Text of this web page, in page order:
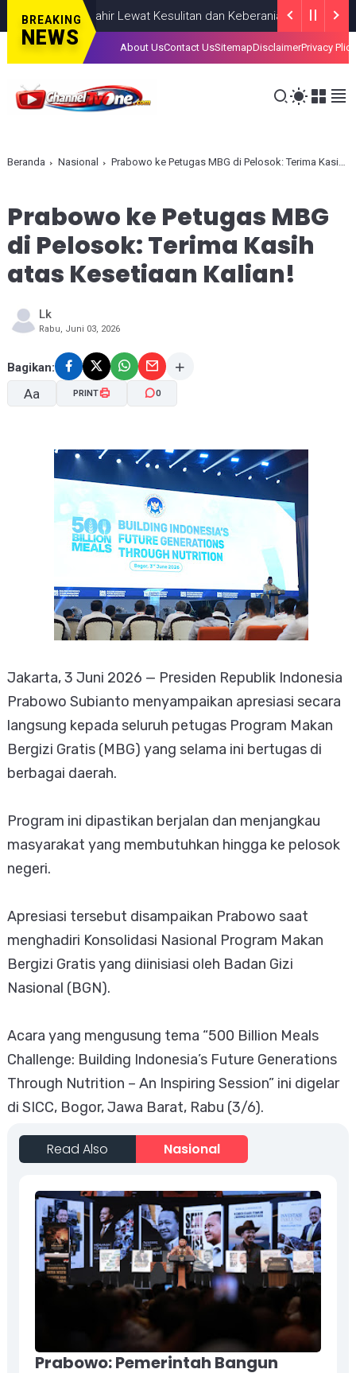
BREAKING
NEWS
Lahir Lewat Kesulitan dan Keberanian NASIONAL
About UsContact UsSitemapDisclaimerPrivacy Plice
Beranda Nasional Prabowo ke Petugas MBG di Pelosok: Terima Kasih atas Kesetiaan Kalian!
Prabowo ke Petugas MBG
di Pelosok: Terima Kasih
atas Kesetiaan Kalian!
Lk
Rabu, Juni 03, 2026
Bagikan:
Aa
A- A+
PRINT 0
Jakarta, 3 Juni 2026 — Presiden Republik Indonesia
Prabowo Subianto menyampaikan apresiasi secara
langsung kepada seluruh petugas Program Makan
Bergizi Gratis (MBG) yang selama ini bertugas di
berbagai daerah.
Program ini dipastikan berjalan dan menjangkau
masyarakat yang membutuhkan hingga ke pelosok
negeri.
Apresiasi tersebut disampaikan Prabowo saat
menghadiri Konsolidasi Nasional Program Makan
Bergizi Gratis yang diinisiasi oleh Badan Gizi
Nasional (BGN).
Acara yang mengusung tema “500 Billion Meals
Challenge: Building Indonesia’s Future Generations
Through Nutrition – An Inspiring Session” ini digelar
di SICC, Bogor, Jawa Barat, Rabu (3/6).
Read Also Nasional
Prabowo: Pemerintah Bangun